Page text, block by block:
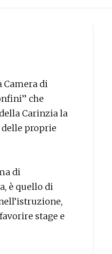
Camera di
che
Carinzia la
proprie
di
è quello di
stage e